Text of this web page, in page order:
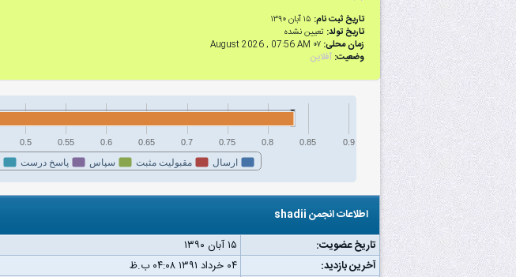
تاریخ ثبت نام: ۱۵ آبان ۱۳۹۰
تاریخ تولد: تعیین نشده
زمان محلی: ۰۷ August 2026 , 07:56 AM
وضعیت: آفلاین
ارسال مقبولیت مثبت سپاس پاسخ درست
0.5 0.55 0.6 0.65 0.7 0.75 0.8 0.85 0.9
اطلاعات انجمن shadii
تاریخ عضویت:
۱۵ آبان ۱۳۹۰
آخرین بازدید:
۰۴ خرداد ۱۳۹۱ ۰۴:۰۸ ب.ظ